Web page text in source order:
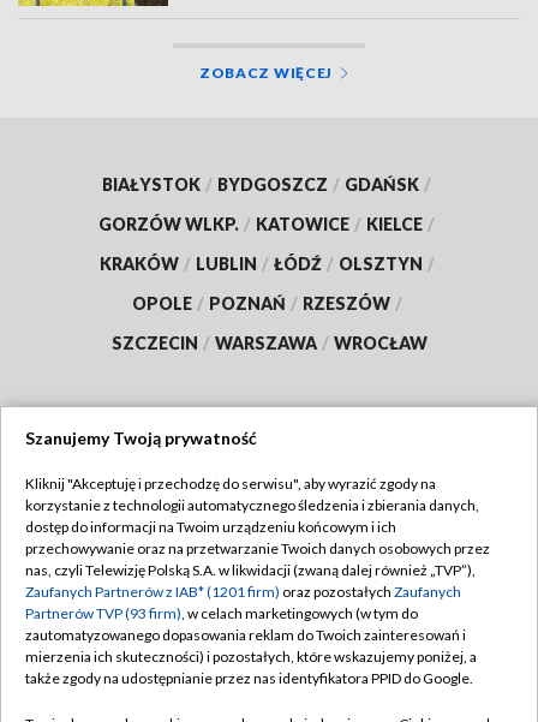
ZOBACZ WIĘCEJ
BIAŁYSTOK / BYDGOSZCZ / GDAŃSK /
GORZÓW WLKP. / KATOWICE / KIELCE /
KRAKÓW / LUBLIN / ŁÓDŹ / OLSZTYN /
OPOLE / POZNAŃ / RZESZÓW /
SZCZECIN / WARSZAWA / WROCŁAW
TVP
Abonament TVP
Emisja w TVP
Centrum informacji TVP
Naziemna Telewizja Cyfrowa
Regulamin TVP
Polityka prywatności
Moje zgody
Pomoc
Szanujemy Twoją prywatność
Kliknij "Akceptuję i przechodzę do serwisu", aby wyrazić zgody na
korzystanie z technologii automatycznego śledzenia i zbierania danych,
dostęp do informacji na Twoim urządzeniu końcowym i ich
przechowywanie oraz na przetwarzanie Twoich danych osobowych przez
nas, czyli Telewizję Polską S.A. w likwidacji (zwaną dalej również „TVP”),
Zaufanych Partnerów z IAB* (1201 firm) oraz pozostałych Zaufanych
Partnerów TVP (93 firm), w celach marketingowych (w tym do
zautomatyzowanego dopasowania reklam do Twoich zainteresowań i
mierzenia ich skuteczności) i pozostałych, które wskazujemy poniżej, a
także zgody na udostępnianie przez nas identyfikatora PPID do Google.